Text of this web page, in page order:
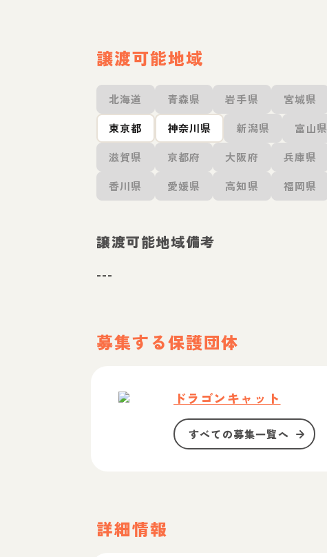
譲渡可能地域
北海道 青森県 岩手県 宮城県
東京都
神奈川県 新潟県 富山県
滋賀県
京都府 大阪府 兵庫県
香川県
愛媛県 高知県 福岡県
譲渡可能地域備考
---
募集する保護団体
ドラゴンキャット
すべての募集一覧へ
詳細情報